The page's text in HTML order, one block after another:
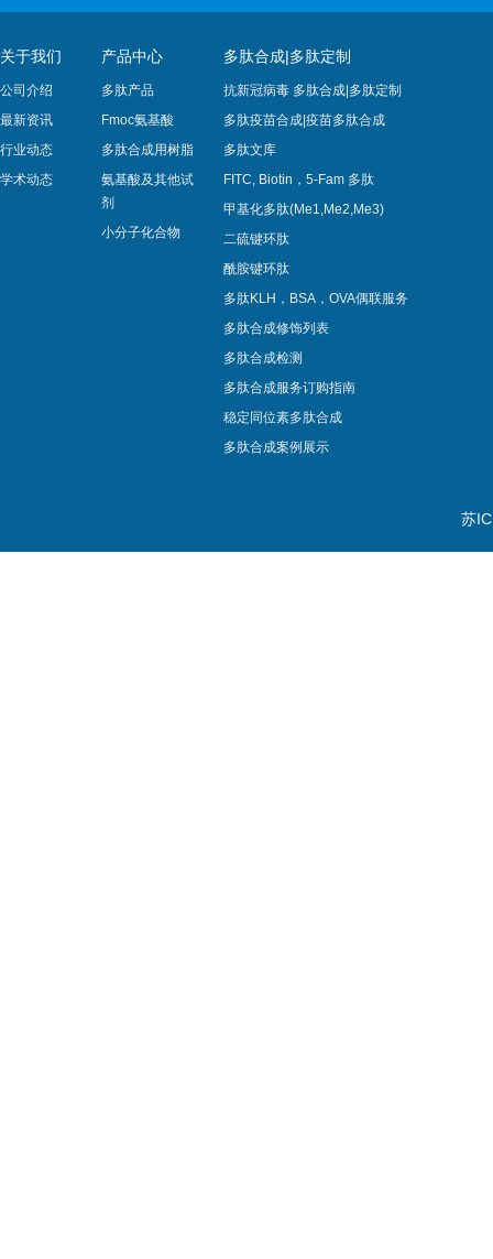
关于我们
公司介绍
最新资讯
行业动态
学术动态
产品中心
多肽产品
Fmoc氨基酸
多肽合成用树脂
氨基酸及其他试
剂
小分子化合物
多肽合成|多肽定制
抗新冠病毒 多肽合成|多肽定制
多肽疫苗合成|疫苗多肽​合成
多肽文库
FITC, Biotin，5-Fam 多肽
甲基化多肽(Me1,Me2,Me3)
二硫键环肽
酰胺键环肽
多肽KLH，BSA，OVA偶联服务
多肽合成修饰列表
多肽合成检测
多肽合成服务订购指南
稳定同位素多肽合成
多肽合成案例展示
苏